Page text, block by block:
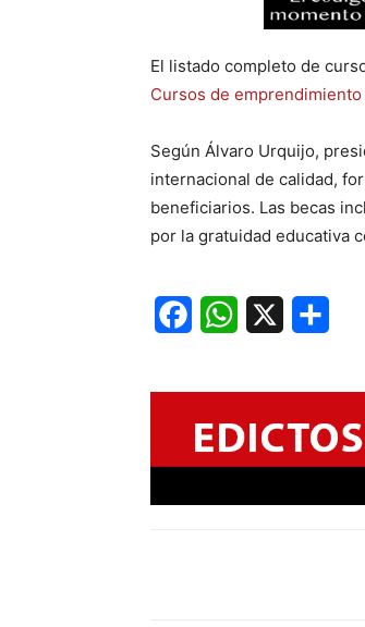
El listado completo de
Cursos de
Según Álvaro Urquijo,
internacional de calidad,
beneficiarios. Las becas
por la gratuidad educativa
FacebookWhatsApp